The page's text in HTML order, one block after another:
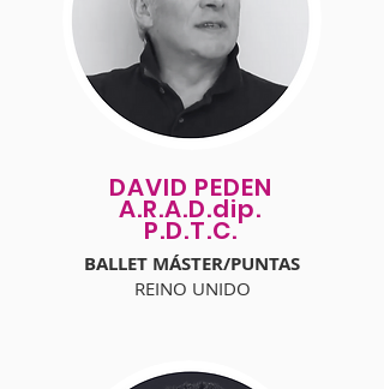
DAVID PEDEN
A.R.A.D.dip.
P.D.T.C.
BALLET MÁSTER/PUNTAS
REINO UNIDO